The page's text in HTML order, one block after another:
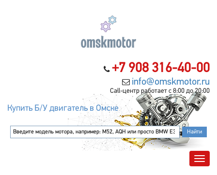
+7 908 316-40-00
info@omskmotor.ru
Call-центр работает с 8:00 до 20:00
Купить Б/У двигатель в Омске